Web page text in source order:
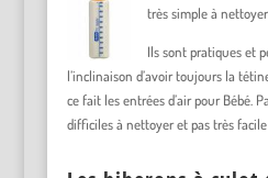
très simple à
Ils sont pratiques et
l’inclinaison d’avoir toujours la
ce fait les entrées d’air pour Bébé.
difficiles à nettoyer et pas très facile